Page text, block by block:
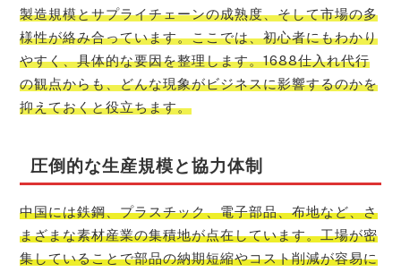
製造規模とサプライチェーンの成熟度、そして市場の多
様性が絡み合っています。ここでは、初心者にもわかり
やすく、具体的な要因を整理します。1688仕入れ代行
の観点からも、どんな現象がビジネスに影響するのかを
抑えておくと役立ちます。
圧倒的な生産規模と協力体制
中国には鉄鋼、プラスチック、電子部品、布地など、さ
まざまな素材産業の集積地が点在しています。工場が密
集していることで部品の納期短縮やコスト削減が容易に